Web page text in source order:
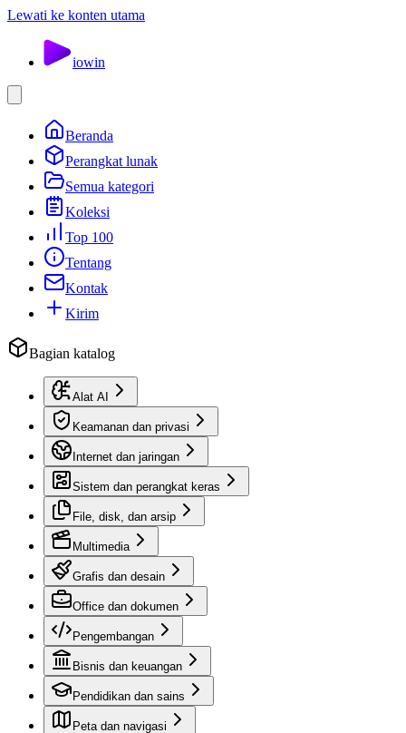
Lewati ke konten utama
iowin
Beranda
Perangkat lunak
Semua kategori
Koleksi
Top 100
Tentang
Kontak
Kirim
Bagian katalog
Alat AI
Keamanan dan privasi
Internet dan jaringan
Sistem dan perangkat keras
File, disk, dan arsip
Multimedia
Grafis dan desain
Office dan dokumen
Pengembangan
Bisnis dan keuangan
Pendidikan dan sains
Peta dan navigasi